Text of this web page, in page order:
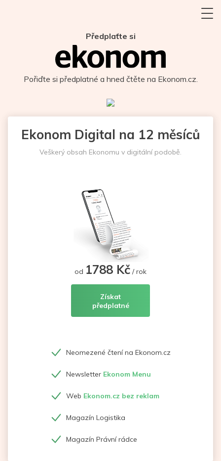
Předplaťte si
Pořiďte si předplatné a hned čtěte na Ekonom.cz.
Ekonom Digital na 12 měsíců
Veškerý obsah Ekonomu v digitální podobě.
od 1788 Kč / rok
Získat
předplatné
Neomezené čtení na Ekonom.cz
Newsletter Ekonom Menu
Web Ekonom.cz bez reklam
Magazín Logistika
Magazín Právní rádce